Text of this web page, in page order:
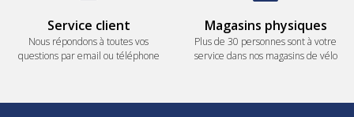
Service client
Nous répondons à toutes vos
questions par email ou téléphone
Magasins physiques
Plus de 30 personnes sont à votre
service dans nos magasins de vélo